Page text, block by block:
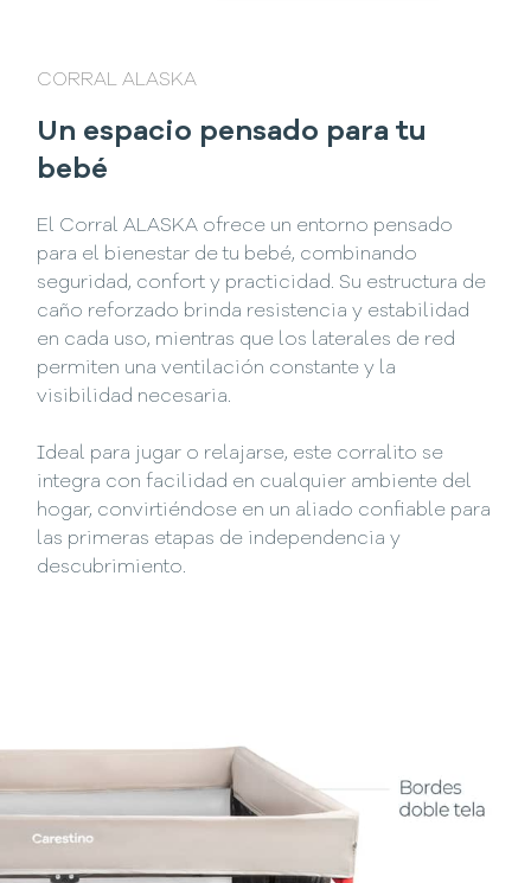
CORRAL ALASKA
Un espacio pensado para tu
bebé
El Corral ALASKA ofrece un entorno pensado
para el bienestar de tu bebé, combinando
seguridad, confort y practicidad. Su estructura de
caño reforzado brinda resistencia y estabilidad
en cada uso, mientras que los laterales de red
permiten una ventilación constante y la
visibilidad necesaria.
Ideal para jugar o relajarse, este corralito se
integra con facilidad en cualquier ambiente del
hogar, convirtiéndose en un aliado confiable para
las primeras etapas de independencia y
descubrimiento.